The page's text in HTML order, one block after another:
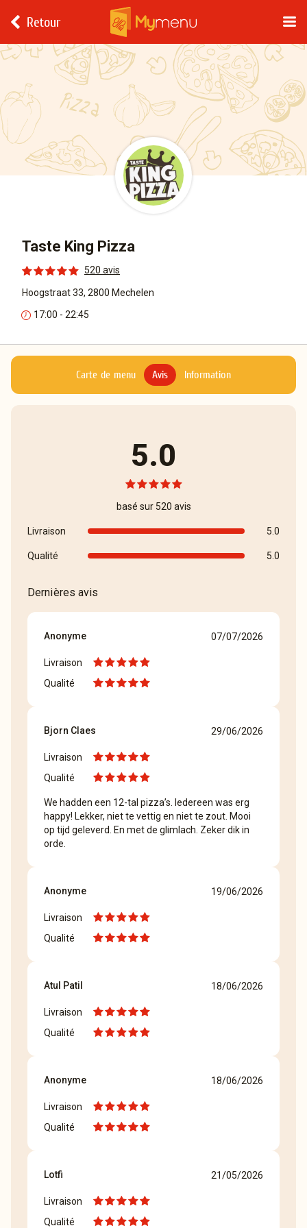
Retour
Taste King Pizza
520 avis
Hoogstraat 33, 2800 Mechelen
17:00 - 22:45
Carte de menu Avis Information
5.0
basé sur 520 avis
Livraison 5.0
Qualité 5.0
Dernières avis
Anonyme 07/07/2026
Livraison
Qualité
Bjorn Claes 29/06/2026
Livraison
Qualité
We hadden een 12-tal pizza’s. Iedereen was erg
happy! Lekker, niet te vettig en niet te zout. Mooi
op tijd geleverd. En met de glimlach. Zeker dik in
orde.
Anonyme 19/06/2026
Livraison
Qualité
Atul Patil 18/06/2026
Livraison
Qualité
Anonyme 18/06/2026
Livraison
Qualité
Lotfi 21/05/2026
Livraison
Qualité